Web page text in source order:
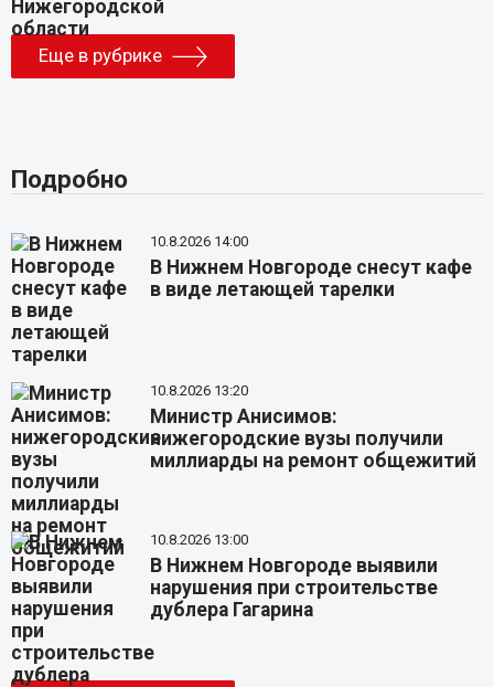
Еще в рубрике
Подробно
10.8.2026 14:00
В Нижнем Новгороде снесут кафе
в виде летающей тарелки
10.8.2026 13:20
Министр Анисимов:
нижегородские вузы получили
миллиарды на ремонт общежитий
10.8.2026 13:00
В Нижнем Новгороде выявили
нарушения при строительстве
дублера Гагарина